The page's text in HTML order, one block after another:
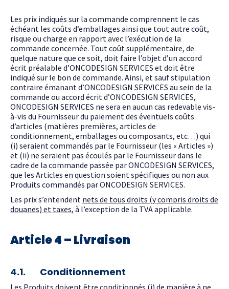
Les prix indiqués sur la commande comprennent le cas
échéant les coûts d’emballages ainsi que tout autre coût,
risque ou charge en rapport avec l’exécution de la
commande concernée. Tout coût supplémentaire, de
quelque nature que ce soit, doit faire l’objet d’un accord
écrit préalable d’ONCODESIGN SERVICES et doit être
indiqué sur le bon de commande. Ainsi, et sauf stipulation
contraire émanant d’ONCODESIGN SERVICES au sein de la
commande ou accord écrit d’ONCODESIGN SERVICES,
ONCODESIGN SERVICES ne sera en aucun cas redevable vis-
à-vis du Fournisseur du paiement des éventuels coûts
d’articles (matières premières, articles de
conditionnement, emballages ou composants, etc…) qui
(i) seraient commandés par le Fournisseur (les « Articles »)
et (ii) ne seraient pas écoulés par le Fournisseur dans le
cadre de la commande passée par ONCODESIGN SERVICES,
que les Articles en question soient spécifiques ou non aux
Produits commandés par ONCODESIGN SERVICES.
Les prix s’entendent nets de tous droits (y compris droits de
douanes) et taxes, à l’exception de la TVA applicable.
Article 4 – Livraison
4.1. Conditionnement